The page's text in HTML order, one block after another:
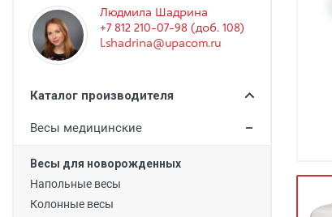
Дезинфекция и стерилизация
Лучевая диагностика
Вспомогательное оборудование
Людмила Шадрина
+7 812 210-07-98 (доб. 108)
l.shadrina@upacom.ru
Каталог производителя
Весы медицинские
Весы для новорожденных
Напольные весы
Колонные весы